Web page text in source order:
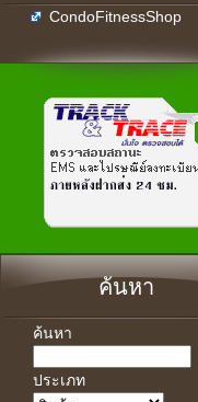
CondoFitnessShop
ค้นหา
ค้นหา
ประเภท